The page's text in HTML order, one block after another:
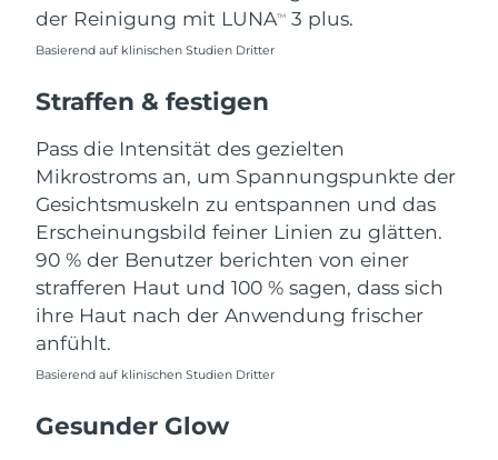
der Reinigung mit LUNATM 3 plus.
Basierend auf klinischen Studien Dritter
Straffen & festigen
Pass die Intensität des gezielten
Mikrostroms an, um Spannungspunkte der
Gesichtsmuskeln zu entspannen und das
Erscheinungsbild feiner Linien zu glätten.
90 % der Benutzer berichten von einer
strafferen Haut und 100 % sagen, dass sich
ihre Haut nach der Anwendung frischer
anfühlt.
Basierend auf klinischen Studien Dritter
Gesunder Glow
Norwegen Erwartete Lieferung
Philippinen Erwartete Lieferung
Polen Erwartete Lieferung 8/10/26
Portugal Erwartete Lieferung
Puerto Rico Erwartete Lieferung
Katar Erwartete Lieferung8/10/26
Réunion Erwartete Lieferung
Rumänien